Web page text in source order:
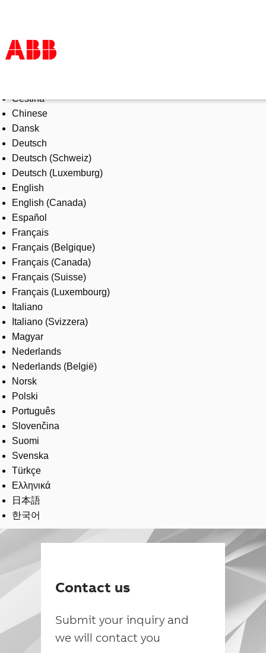
Products & Solutions
Industries
Services
About us
Where to buy
Contact us
Careers
Čeština
Chinese
Dansk
Deutsch
Deutsch (Schweiz)
Deutsch (Luxemburg)
English
English (Canada)
Español
Français
Français (Belgique)
Français (Canada)
Français (Suisse)
Français (Luxembourg)
Italiano
Italiano (Svizzera)
Magyar
Nederlands
Nederlands (België)
Norsk
Polski
Português
Slovenčina
Suomi
Svenska
Türkçe
Ελληνικά
日本語
한국어
Contact us
Submit your inquiry and
we will contact you